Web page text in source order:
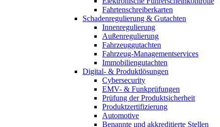
Fahrtenschreiberkarten
Schadenregulierung & Gutachten
Innenregulierung
Außenregulierung
Fahrzeuggutachten
Fahrzeug-Managementservices
Immobiliengutachten
Digital- & Produktlösungen
Cybersecurity
EMV- & Funkprüfungen
Prüfung der Produktsicherheit
Produktzertifizierung
Automotive
Benannte und akkreditierte Stellen